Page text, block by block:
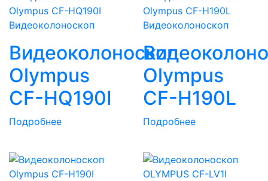
Видеоколоноскоп
Видеоколоноскоп
Olympus
CF-HQ190I
Подробнее
Видеоколоноскоп
Olympus
CF-H190L
Подробнее